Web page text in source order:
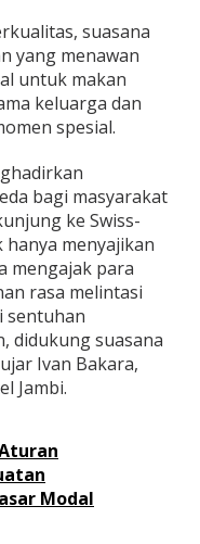
suasana
yang menawan
untuk makan
keluarga dan
spesial.
bagi masyarakat
ke Swiss-
hanya menyajikan
mengajak para
rasa melintasi
sentuhan
didukung suasana
Ivan Bakara,
Jambi.
Modal